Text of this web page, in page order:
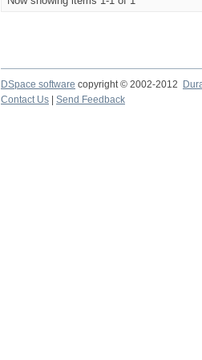
DSpace software copyright © 2002-2012
Contact Us
Send Feedback